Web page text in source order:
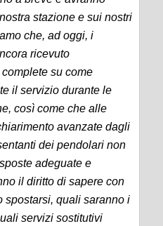
stazione e sui nostri
che, ad oggi, i
ricevuto
su come
il servizio durante le
così come che alle
avanzate dagli
dei pendolari non
adeguate e
il diritto di sapere con
spostarsi, quali saranno i
servizi sostitutivi